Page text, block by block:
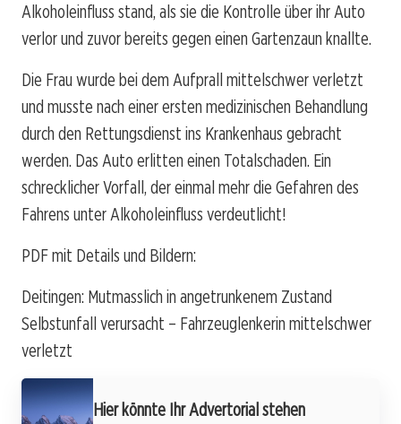
Alkoholeinfluss stand, als sie die Kontrolle über ihr Auto
verlor und zuvor bereits gegen einen Gartenzaun knallte.
Die Frau wurde bei dem Aufprall mittelschwer verletzt
und musste nach einer ersten medizinischen Behandlung
durch den Rettungsdienst ins Krankenhaus gebracht
werden. Das Auto erlitten einen Totalschaden. Ein
schrecklicher Vorfall, der einmal mehr die Gefahren des
Fahrens unter Alkoholeinfluss verdeutlicht!
PDF mit Details und Bildern:
Deitingen: Mutmasslich in angetrunkenem Zustand
Selbstunfall verursacht – Fahrzeuglenkerin mittelschwer
verletzt
Hier könnte Ihr Advertorial stehen